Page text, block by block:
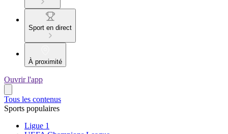
Sport en direct
À proximité
Ouvrir l'app
Tous les contenus
Sports populaires
Ligue 1